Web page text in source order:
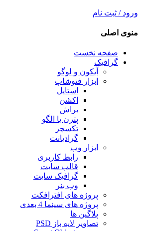
ورود / ثبت نام
منوی اصلی
صفحه نخست
گرافیک
آیکون و لوگو
ابزار فتوشاپ
استایل
اکشن
براش
پترن یا الگو
تکسچر
گرادیانت
ابزار وب
رابط کاربری
قالب سایت
گرافیک سایت
وب بنر
پروژه های افترافکت
پروژه های سینما 4 بعدی
پلاگین ها
تصاویر لایه باز PSD